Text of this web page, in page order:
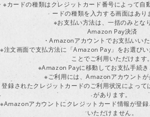
※カードの種類はクレジットカード番号によって自
ードの種類を入力する画面はあり
※お支払い方法は、一括のみとな
Amazon Pay決済
・Amazonアカウントでお支払いいた
※注文画面で支払方法に「Amazon Pay」をお選び
ことでご利用いただけます。
※Amazon Payに移動してお支払手続き
※ご利用には、Amazonアカウントが
登録されたクレジットカードのご利用状況によって
があります。
※Amazonアカウントにクレジットカード情報が登
いただけません。